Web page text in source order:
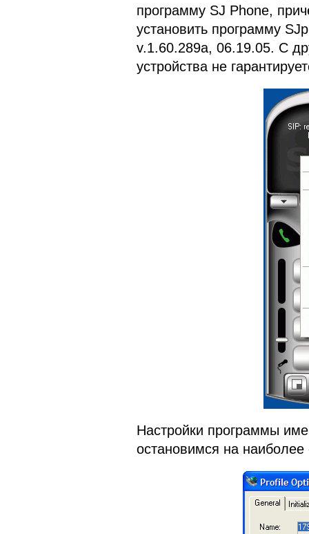
программу SJ Phone,
установить программу
v.1.60.289a, 06.19.05. С
устройства не
Настройки программы
остановимся на